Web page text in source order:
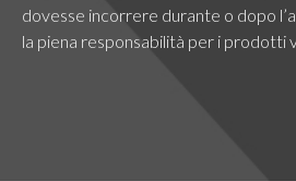
dovesse incorrere durante o dopo
la piena responsabilità per i prodotti